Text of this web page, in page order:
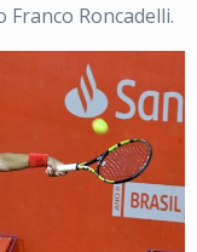
Roncadelli.